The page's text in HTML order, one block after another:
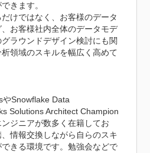
きます。
けではなく、お客様のデータ
お客様社内全体のデータモデ
ラウンドデザイン検討にも関
領域のスキルを幅広く高めて
やSnowflake Data
Solutions Architect Champion
ジニアが数多く在籍してお
情報交換しながら自らのスキ
きる環境です。勉強会などで